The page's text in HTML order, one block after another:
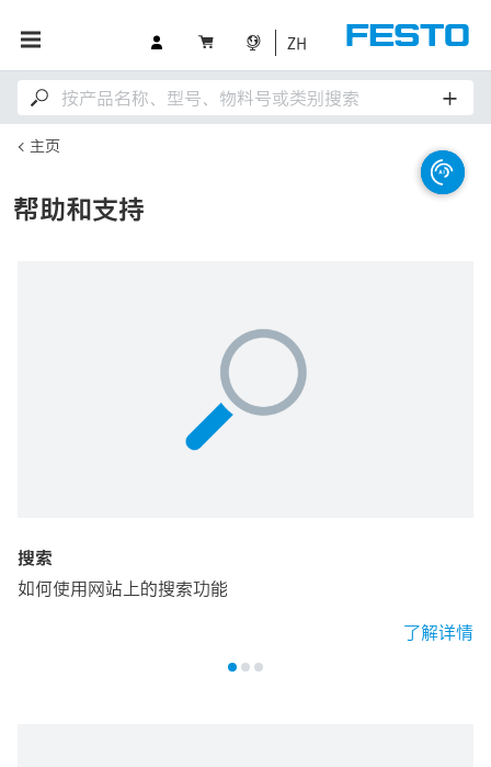
ZH
主页
帮助和支持
搜索
如何使用网站上的搜索功能
了解详情